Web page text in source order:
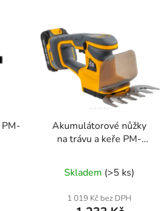
Akumulátorové nůžky
na trávu a keře PM-
Skladem (>5 ks)
1 019 Kč bez DPH